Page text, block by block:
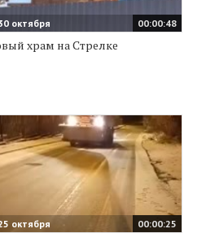
00:00:48
октября
храм на Стрелке
00:00:25
октября